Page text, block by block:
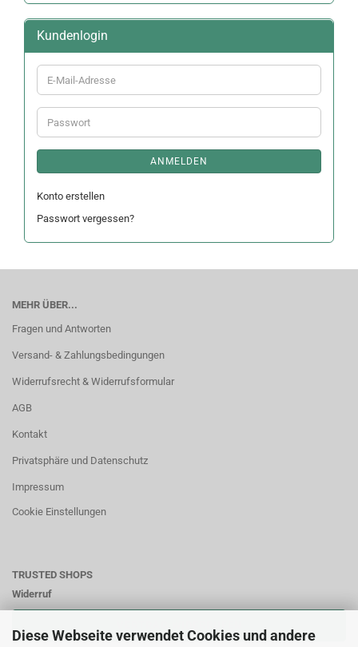
Diese Webseite verwendet Cookies und andere
Kundenlogin
E-
Mail-
Adresse
Passwort
ANMELDEN
Konto erstellen
Passwort vergessen?
MEHR ÜBER...
Fragen und Antworten
Versand- & Zahlungsbedingungen
Widerrufsrecht & Widerrufsformular
AGB
Kontakt
Privatsphäre und Datenschutz
Impressum
Cookie Einstellungen
TRUSTED SHOPS
Widerruf